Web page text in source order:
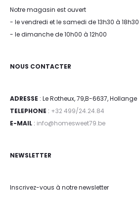
Notre magasin est ouvert
- le vendredi et le samedi de 13h30 à 18h30
- le dimanche de 10h00 à 12h00
NOUS CONTACTER
ADRESSE : Le Rotheux, 79,B-6637, Hollange
TELEPHONE : +32 499/24.24.84
E-MAIL : info@homesweet79.be
NEWSLETTER
Inscrivez-vous à notre newsletter